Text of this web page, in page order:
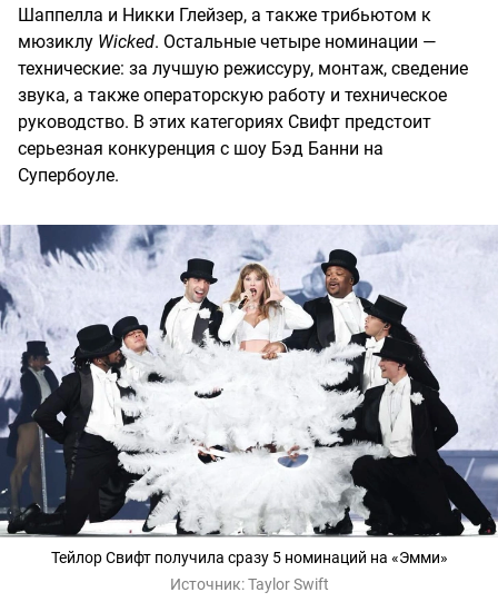
Шаппелла и Никки Глейзер, а также трибьютом к
мюзиклу Wicked. Остальные четыре номинации —
технические: за лучшую режиссуру, монтаж, сведение
звука, а также операторскую работу и техническое
руководство. В этих категориях Свифт предстоит
серьезная конкуренция с шоу Бэд Банни на
Супербоуле.
Тейлор Свифт получила сразу 5 номинаций на «Эмми»
Источник:Taylor Swift